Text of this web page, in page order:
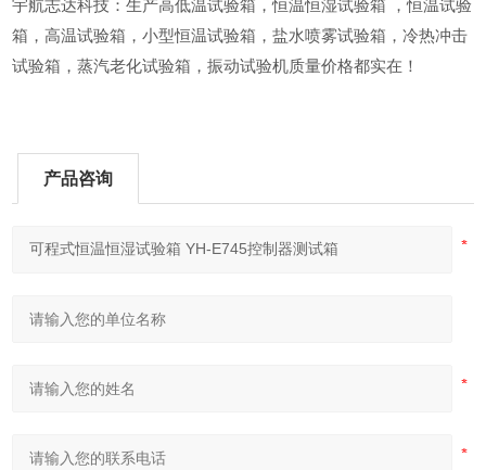
宇航志达科技：生产高低温试验箱，恒温恒湿试验箱 ，恒温试验
箱，高温试验箱，小型恒温试验箱，盐水喷雾试验箱，冷热冲击
试验箱，蒸汽老化试验箱，振动试验机质量价格都实在！
产品咨询